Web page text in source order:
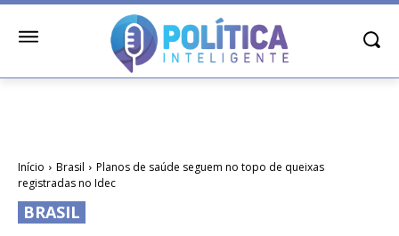
Início Brasil
Planos de saúde seguem no topo de queixas
registradas no Idec
BRASIL